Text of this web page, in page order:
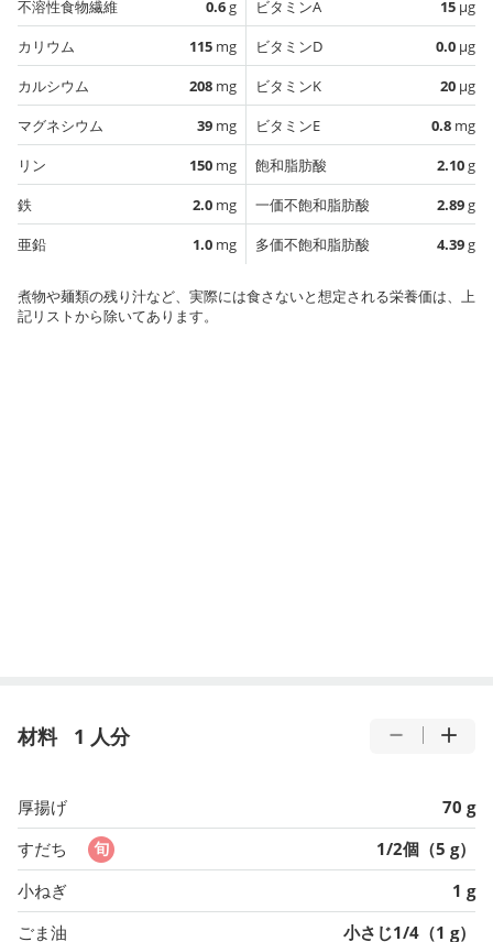
不溶性食物繊維
0.6g
カリウム
115 mg
カルシウム
208 mg
マグネシウム
39 mg
リン
150 mg
鉄
2.0 mg
亜鉛
1.0 mg
ビタミンA
15 µg
ビタミンD
0.0 µg
ビタミンK
20 µg
ビタミンE
0.8 mg
飽和脂肪酸
2.10g
一価不飽和脂肪酸
2.89g
多価不飽和脂肪酸
4.39g
煮物や麺類の残り汁など、実際には食さないと想定される栄養価は、上
記リストから除いてあります。
材料 1 人分
厚揚げ
70 g
すだち
1/2個（5 g）
小ねぎ
1 g
ごま油
小さじ1/4（1 g）